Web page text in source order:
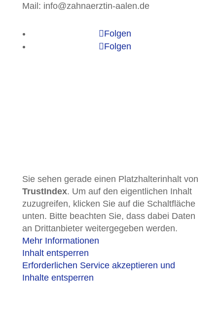
Mail: info@zahnaerztin-aalen.de
Folgen
Folgen
Sie sehen gerade einen Platzhalterinhalt von
TrustIndex. Um auf den eigentlichen Inhalt
zuzugreifen, klicken Sie auf die Schaltfläche
unten. Bitte beachten Sie, dass dabei Daten
an Drittanbieter weitergegeben werden.
Mehr Informationen
Inhalt entsperren
Erforderlichen Service akzeptieren und
Inhalte entsperren